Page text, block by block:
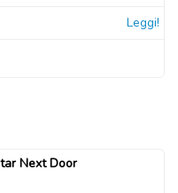
Leggi!
Next Door